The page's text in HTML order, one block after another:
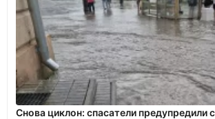
Снова циклон: спасатели предупредили